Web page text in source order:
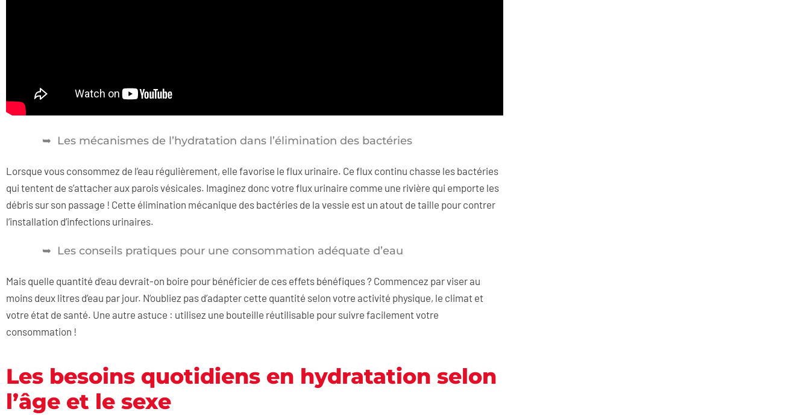
Les mécanismes de l’hydratation dans l’élimination des bactéries
Lorsque vous consommez de l’eau régulièrement, elle favorise le flux urinaire. Ce flux continu chasse les bactéries
qui tentent de s’attacher aux parois vésicales. Imaginez donc votre flux urinaire comme une rivière qui emporte les
débris sur son passage ! Cette élimination mécanique des bactéries de la vessie est un atout de taille pour contrer
l’installation d’infections urinaires.
Les conseils pratiques pour une consommation adéquate d’eau
Mais quelle quantité d’eau devrait-on boire pour bénéficier de ces effets bénéfiques ? Commencez par viser au
moins deux litres d’eau par jour. N’oubliez pas d’adapter cette quantité selon votre activité physique, le climat et
votre état de santé. Une autre astuce : utilisez une bouteille réutilisable pour suivre facilement votre
consommation !
Les besoins quotidiens en hydratation selon
l’âge et le sexe